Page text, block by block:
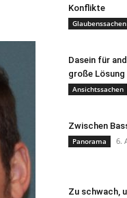
Konflikte
Glaubenssachen
Dasein für
große Lösung
Ansichtssachen
Zwischen
Panorama 6.
Zu schwach,